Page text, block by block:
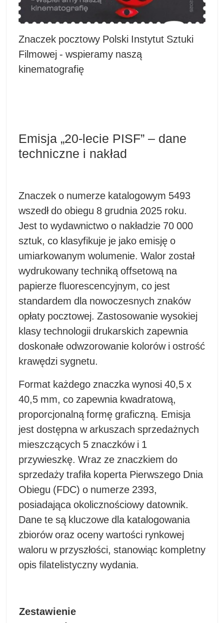
Znaczek pocztowy Polski Instytut Sztuki
Filmowej - wspieramy naszą
kinematografię
Emisja „20-lecie PISF” – dane
techniczne i nakład
Znaczek o numerze katalogowym 5493
wszedł do obiegu 8 grudnia 2025 roku.
Jest to wydawnictwo o nakładzie 70 000
sztuk, co klasyfikuje je jako emisję o
umiarkowanym wolumenie. Walor został
wydrukowany techniką offsetową na
papierze fluorescencyjnym, co jest
standardem dla nowoczesnych znaków
opłaty pocztowej. Zastosowanie wysokiej
klasy technologii drukarskich zapewnia
doskonałe odwzorowanie kolorów i ostrość
krawędzi sygnetu.
Format każdego znaczka wynosi 40,5 x
40,5 mm, co zapewnia kwadratową,
proporcjonalną formę graficzną. Emisja
jest dostępna w arkuszach sprzedażnych
mieszczących 5 znaczków i 1
przywieszkę. Wraz ze znaczkiem do
sprzedaży trafiła koperta Pierwszego Dnia
Obiegu (FDC) o numerze 2393,
posiadająca okolicznościowy datownik.
Dane te są kluczowe dla katalogowania
zbiorów oraz oceny wartości rynkowej
waloru w przyszłości, stanowiąc kompletny
opis filatelistyczny wydania.
Zestawienie